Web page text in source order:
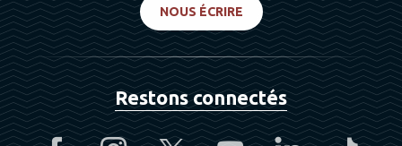
NOUS ÉCRIRE
Restons connectés